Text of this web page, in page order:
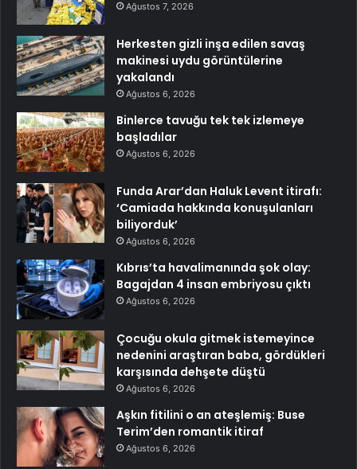
Ağustos 7, 2026
Herkesten gizli inşa edilen savaş
makinesi uydu görüntülerine
yakalandı
Ağustos 6, 2026
Binlerce tavuğu tek tek izlemeye
başladılar
Ağustos 6, 2026
Funda Arar’dan Haluk Levent itirafı:
‘Camiada hakkında konuşulanları
biliyorduk’
Ağustos 6, 2026
Kıbrıs’ta havalimanında şok olay:
Bagajdan 4 insan embriyosu çıktı
Ağustos 6, 2026
Çocuğu okula gitmek istemeyince
nedenini araştıran baba, gördükleri
karşısında dehşete düştü
Ağustos 6, 2026
Aşkın fitilini o an ateşlemiş: Buse
Terim’den romantik itiraf
Ağustos 6, 2026